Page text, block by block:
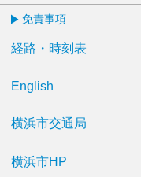
免責事項
経路・時刻表
English
横浜市交通局
横浜市HP